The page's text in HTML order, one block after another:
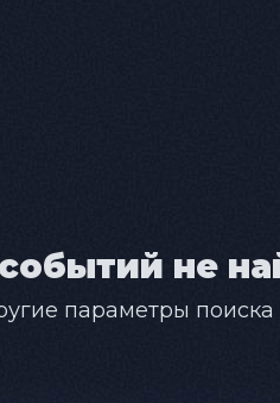
не
параметры поиска